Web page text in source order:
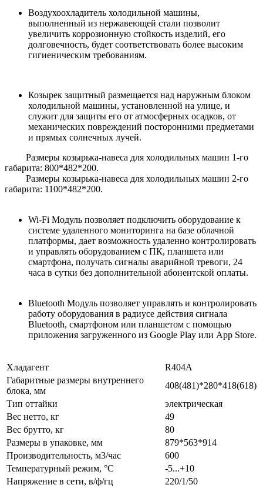
Воздухоохладитель холодильной машины,
выполненный из нержавеющей стали позволит
увеличить коррозионную стойкость изделий, его
долговечность, будет соответствовать более высоким
гигиеническим требованиям.
Козырек защитный размещается над наружным блоком
холодильной машины, установленной на улице, и
служит для защиты его от атмосферных осадков, от
механических повреждений посторонними предметами
и прямых солнечных лучей.
Размеры козырька-навеса для холодильных машин 1-го
габарита: 800*482*200.
Размеры козырька-навеса для холодильных машин 2-го
габарита: 1100*482*200.
Wi-Fi Модуль позволяет подключить оборудование к
системе удаленного мониторинга на базе облачной
платформы, дает возможность удаленно контролировать
и управлять оборудованием с ПК, планшета или
смартфона, получать сигналы аварийной тревоги, 24
часа в сутки без дополнительной абонентской оплаты.
Bluetooth Модуль позволяет управлять и контролировать
работу оборудования в радиусе действия сигнала
Вluetooth, смартфоном или планшетом с помощью
приложения загруженного из Google Play или App Store.
Хладагент
R404A
Габаритные размеры внутреннего
блока, мм
408(481)*280*418(618)
Тип оттайки
электрическая
Вес нетто, кг
49
Вес брутто, кг
80
Размеры в упаковке, мм
879*563*914
Производительность, м3/час
600
Температурный режим, °С
-5...+10
Напряжение в сети, в/ф/гц
220/1/50